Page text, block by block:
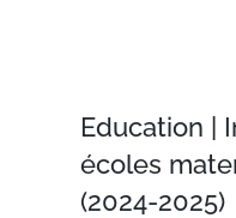
Education |
écoles
(2024-2025)